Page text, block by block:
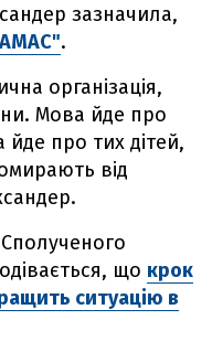
зазначила,
.
організація,
Мова йде про
про тих дітей,
від
що крок
ситуацію в